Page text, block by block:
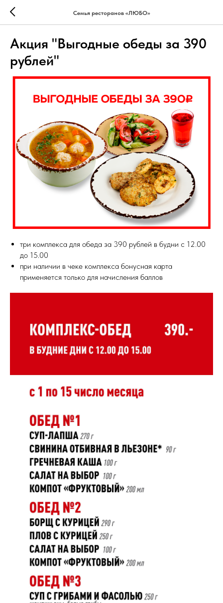
Семья ресторанов «ЛЮБО»
Акция "Выгодные обеды за 390
рублей"
три комплекса для обеда за 390 рублей в будни с 12.00
до 15.00
при наличии в чеке комплекса бонусная карта
применяется только для начисления баллов